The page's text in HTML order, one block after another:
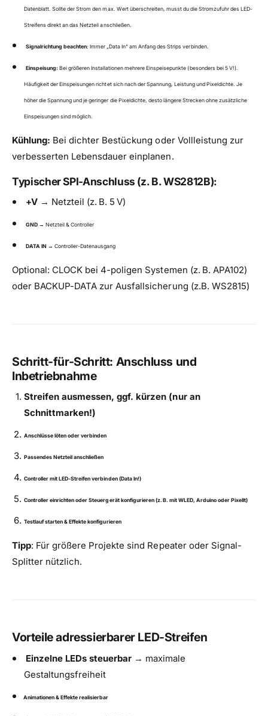
Datenblatt. Sollte der Strom den max. Wert überschreiten, musst du die Stromzufuhr des LED-
Streifens direkt an das Netzteil anschließen.
Signalrichtung beachten: Immer „Data In“ am Anfang des Strips verbinden.
Einspeisung: Bei größeren Installationen mehrere Einspeisepunkte (besonders bei 5 V!).
Häufigkeit der Einspeisungen richtet sich nach der Spannung, Leistung und Pixeldichte. Je
höher die Spannung und je geringer die Pixeldichte, desto längere Strecken ohne zusätzliche
Einspeisungen sind möglich.
Kühlung: Bei dichter Bestückung oder Vollleistung zur
verbesserten Lebensdauer einplanen.
Typischer SPI-Anschluss (z. B. WS2812B):
+V→ Netzteil (z. B. 5 V)
GND→ Netzteil & Controller
DATA IN → Controller-Datenausgang
Optional: CLOCK bei 4-poligen Systemen (z. B. APA102)
oder BACKUP-DATA zur Ausfallsicherung (z.B. WS2815)
Schritt-für-Schritt: Anschluss und
Inbetriebnahme
Streifen ausmessen, ggf. kürzen (nur an
Schnittmarken!)
Anschlüsse löten oder verbinden
Passendes Netzteil anschließen
Controller mit LED-Streifen verbinden (Data In!)
Controller einrichten oder Steuergerät konfigurieren (z. B. mit WLED, Arduino oder PixelIt)
Testlauf starten & Effekte konfigurieren
Tipp: Für größere Projekte sind Repeater oder Signal-
Splitter nützlich.
Vorteile adressierbarer LED-Streifen
Einzelne LEDs steuerbar→ maximale
Gestaltungsfreiheit
Animationen & Effekte realisierbar